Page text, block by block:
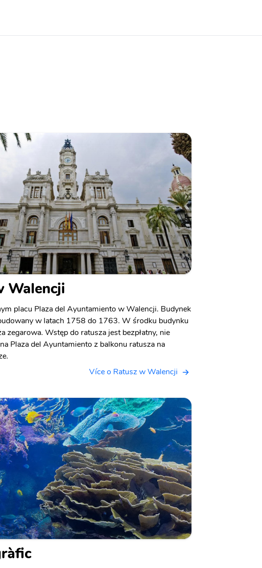
Walencji
placu Plaza del Ayuntamiento w Walencji. Budynek
w latach 1758 do 1763. W środku budynku
zegarowa. Wstęp do ratusza jest bezpłatny, nie
Plaza del Ayuntamiento z balkonu ratusza na
Více o Ratusz w Walencji